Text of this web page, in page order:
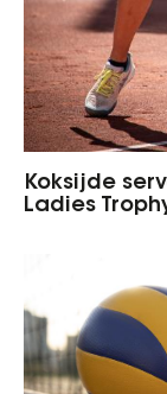
Koksijde
Ladies